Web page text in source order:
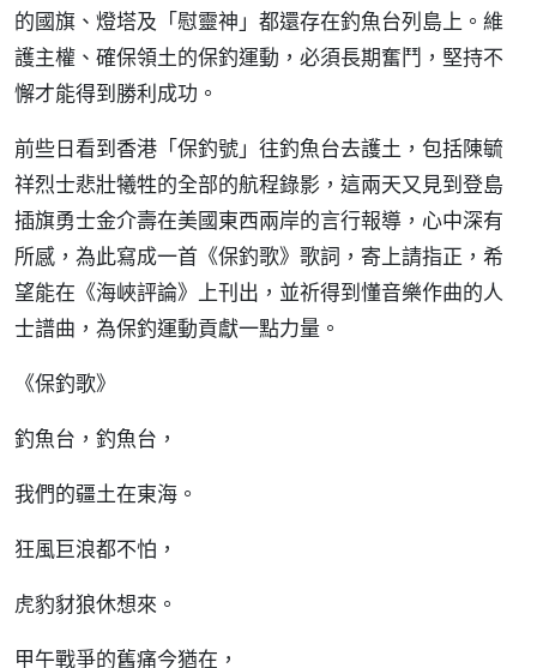
的國旗、燈塔及「慰靈神」都還存在釣魚台列島上。維
護主權、確保領土的保釣運動，必須長期奮鬥，堅持不
懈才能得到勝利成功。
前些日看到香港「保釣號」往釣魚台去護土，包括陳毓
祥烈士悲壯犧牲的全部的航程錄影，這兩天又見到登島
插旗勇士金介壽在美國東西兩岸的言行報導，心中深有
所感，為此寫成一首《保釣歌》歌詞，寄上請指正，希
望能在《海峽評論》上刊出，並祈得到懂音樂作曲的人
士譜曲，為保釣運動貢獻一點力量。
《保釣歌》
釣魚台，釣魚台，
我們的疆土在東海。
狂風巨浪都不怕，
虎豹豺狼休想來。
甲午戰爭的舊痛今猶在，